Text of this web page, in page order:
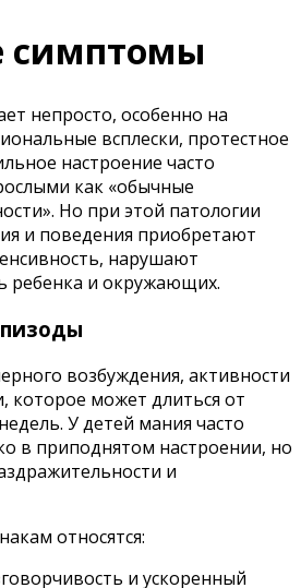
симптомы
непросто, особенно на
всплески, протестное
настроение часто
как «обычные
Но при этой патологии
и поведения приобретают
нарушают
ребенка и окружающих.
возбуждения, активности
которое может длиться от
У детей мания часто
в приподнятом настроении, но
и
относятся:
и ускоренный